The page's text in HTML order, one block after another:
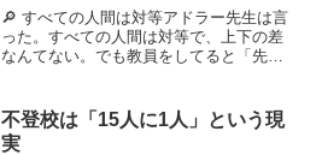
🔎 すべての人間は対等アドラー先生は言
った。すべての人間は対等で、上下の差
なんてない。でも教員をしてると「先生
しめるだけやった。🗣️ 褒めることの落と
し穴ワイも昔は、怒...
不登校は「15人に1人」という現
実